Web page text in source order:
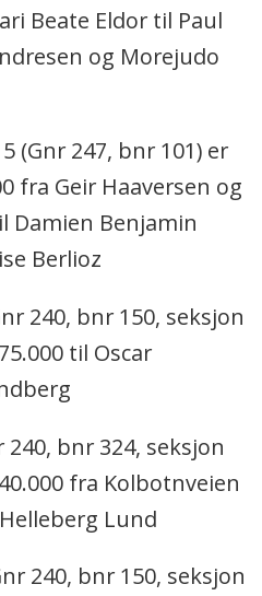
Beate Eldor til Paul
og Morejudo
(Gnr 247, bnr 101) er
fra Geir Haaversen og
Damien Benjamin
Berlioz
240, bnr 150, seksjon
til Oscar
bnr 324, seksjon
fra Kolbotnveien
Lund
240, bnr 150, seksjon